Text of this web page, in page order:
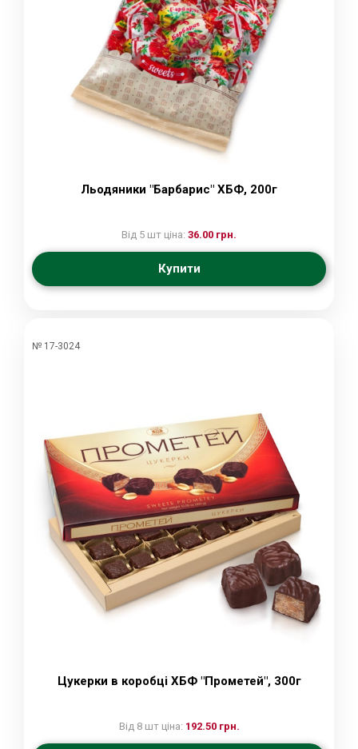
Льодяники "Барбарис" ХБФ, 200г
Від 5 шт ціна: 36.00 грн.
Купити
№ 17-3024
Цукерки в коробці ХБФ "Прометей", 300г
Від 8 шт ціна: 192.50 грн.